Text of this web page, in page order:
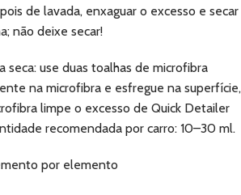
de lavada, enxaguar o excesso e secar
não deixe secar!
seca: use duas toalhas de microfibra
na microfibra e esfregue na superfície,
limpe o excesso de Quick Detailer
recomendada por carro: 10–30 ml.
por elemento